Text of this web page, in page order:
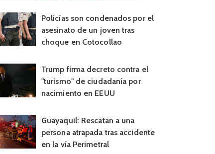
Policías son condenados por el
asesinato de un joven tras
choque en Cotocollao
Trump firma decreto contra el
"turismo" de ciudadanía por
nacimiento en EEUU
Guayaquil: Rescatan a una
persona atrapada tras accidente
en la vía Perimetral